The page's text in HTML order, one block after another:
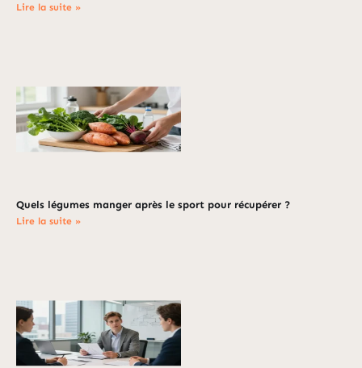
Lire la suite »
Quels légumes manger après le sport pour récupérer ?
Lire la suite »